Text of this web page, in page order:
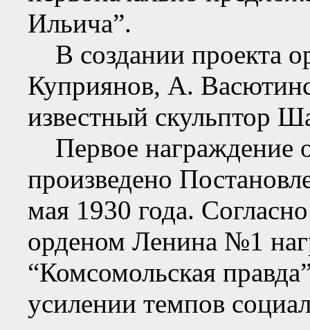
Ильича”.
В создании проекта
Куприянов, А.
известный скульптор
Первое награждение
произведено
мая 1930 года.
орденом Ленина №1
“Комсомольская
усилении темпов